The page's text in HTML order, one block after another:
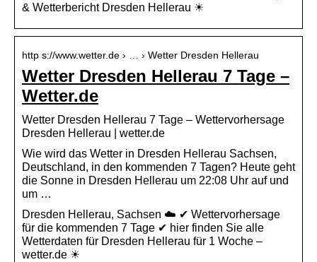
& Wetterbericht Dresden Hellerau ☀
http s://www.wetter.de › … › Wetter Dresden Hellerau
Wetter Dresden Hellerau 7 Tage –
Wetter.de
Wetter Dresden Hellerau 7 Tage – Wettervorhersage
Dresden Hellerau | wetter.de
Wie wird das Wetter in Dresden Hellerau Sachsen,
Deutschland, in den kommenden 7 Tagen? Heute geht
die Sonne in Dresden Hellerau um 22:08 Uhr auf und
um …
Dresden Hellerau, Sachsen ☁️ ✔ Wettervorhersage
für die kommenden 7 Tage ✔ hier finden Sie alle
Wetterdaten für Dresden Hellerau für 1 Woche –
wetter.de ☀